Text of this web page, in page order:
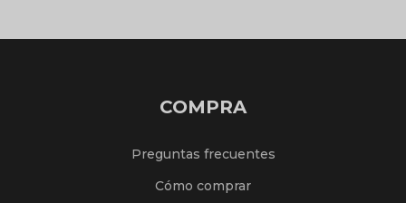
COMPRA
Preguntas frecuentes
Cómo comprar